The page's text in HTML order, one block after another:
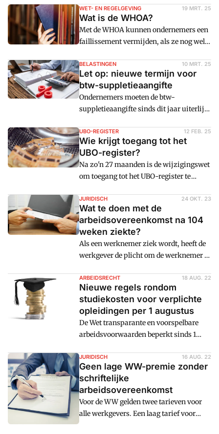
columnisten Daniëlle en Nadine vinden
daar iets van.
WET- EN REGELGEVING 19 MRT. 25
Wat is de WHOA?
Met de WHOA kunnen ondernemers een
faillissement vermijden, als ze nog wel
kampen met een hoge schuldenlast.
BELASTINGEN 10 MRT. 25
Let op: nieuwe termijn voor
btw-suppletieaangifte
Ondernemers moeten de btw-
suppletieaangifte sinds dit jaar uiterlijk
ontdekt indienen bij de Belastingdienst.
UBO-REGISTER 12 FEB. 25
Wie krijgt toegang tot het
UBO-register?
Na zo'n 27 maanden is de wijzigingswet
om toegang tot het UBO-register te
over wie nou precies toegang moet
krijgen.
JURIDISCH 24 OKT. 23
Wat te doen met de
arbeidsovereenkomst na 104
weken ziekte?
Als een werknemer ziek wordt, heeft de
werkgever de plicht om de werknemer te
of in andere passende arbeid. Als er wel
passende arbeid beschikbaar is, staat de
werkgever voor de keuze: de
arbeidsovereenkomst aanpassen of niet?
En als er geen passende arbeid
beschikbaar is, volgt de vraag: de
niet? Elke keuze heeft gevolgen. Cm:
geeft je handvatten.
ARBEIDSRECHT 18 AUG. 22
Nieuwe regels rondom
studiekosten voor verplichte
opleidingen per 1 augustus
De Wet transparante en voorspelbare
arbeidsvoorwaarden beperkt sinds 1
studiekosten op de werknemer te
verhalen. Lees ook: Zo zit het met de
nieuwe, voorspelbare
arbeidsvoorwaarden Aanscherping
studiekostenbeding Op grond van de wet
bent u als werkgever verplicht scholing
JURIDISCH 16 AUG. 22
Geen lage WW-premie zonder
schriftelijke
arbeidsovereenkomst
Voor de WW gelden twee tarieven voor
alle werkgevers. Een laag tarief voor
schriftelijke arbeidsovereenkomsten